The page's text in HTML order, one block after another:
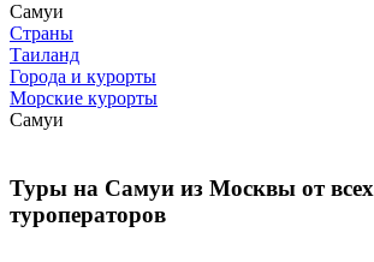
Самуи
Страны
Таиланд
Города и курорты
Морские курорты
Самуи
Туры на Самуи из Москвы от всех
туроператоров